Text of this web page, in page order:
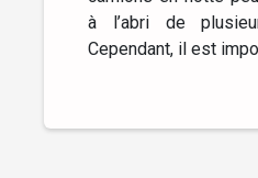
à l’abri de
Cependant, il est